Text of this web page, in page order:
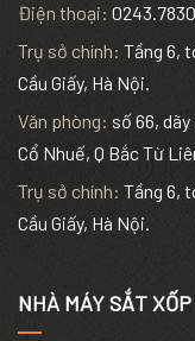
Điện thoại:
Trụ sở chính: Tầng 6,
Cầu Giấy, Hà Nội.
Văn phòng: số 66,
Cổ Nhuế, Q Bắc Từ
Trụ sở chính: Tầng 6,
Cầu Giấy, Hà Nội.
NHÀ MÁY SẮT